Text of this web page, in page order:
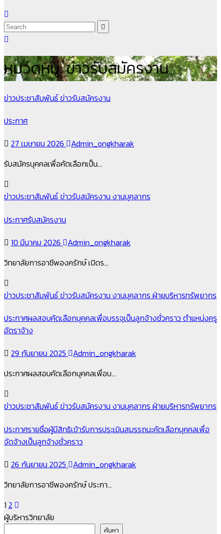
หมวดหมู่:ข่าวรับสมัครงาน
ข่าวประชาสัมพันธ์ข่าวรับสมัครงาน
ประกาศ
27 เมษายน 2026
Admin_ongkharak
รับสมัครบุคคลเพื่อคัดเลือกเป็น…
ข่าวประชาสัมพันธ์ข่าวรับสมัครงาน งานบุคลากร
ประกาศรับสมัครงาน
10 มีนาคม 2026
Admin_ongkharak
วิทยาลัยการอาชีพองครักษ์ เปิดร…
ข่าวประชาสัมพันธ์ข่าวรับสมัครงาน งานบุคลากร ฝ่ายบริหารทรัพยากร
ประกาศผลสอบคัดเลือกบุคคลเพื่อบรรจุเป็นลูกจ้างชั่วคราว ตำแหน่งครู
อัตราจ้าง
29 กันยายน 2025
Admin_ongkharak
ประกาศผลสอบคัดเลือกบุคคลเพื่อบ…
ข่าวประชาสัมพันธ์ข่าวรับสมัครงาน งานบุคลากร ฝ่ายบริหารทรัพยากร
ประกาศรายชื่อผู้มีสิทธิเข้ารับการประเมินสมรรถนะคัดเลือกบุคคลเพื่อ
จัดจ้างเป็นลูกจ้างชั่วคราว
26 กันยายน 2025
Admin_ongkharak
วิทยาลัยการอาชีพองครักษ์ ประกา…
Posts
pagination
1 2
ผู้บริหารวิทยาลัย
ค้นหา